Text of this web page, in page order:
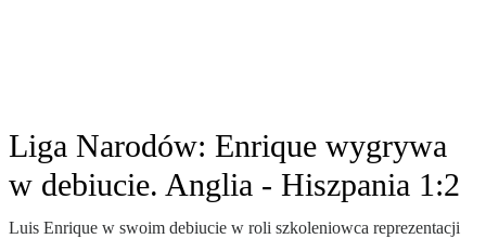
Liga Narodów: Enrique wygrywa
w debiucie. Anglia - Hiszpania 1:2
Luis Enrique w swoim debiucie w roli szkoleniowca reprezentacji